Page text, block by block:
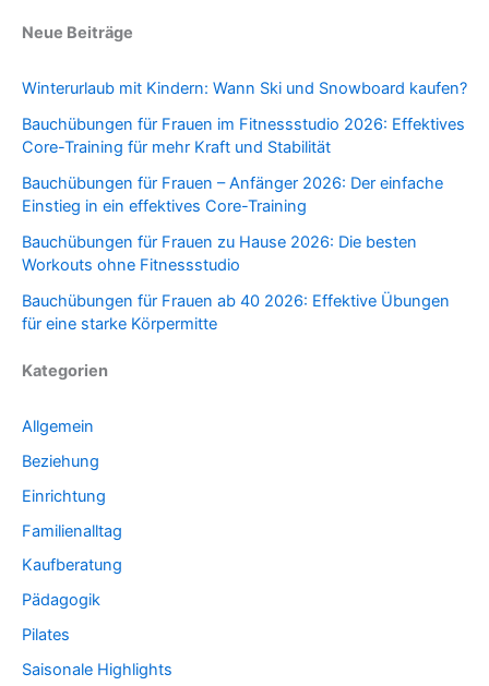
Neue Beiträge
Winterurlaub mit Kindern: Wann Ski und Snowboard kaufen?
Bauchübungen für Frauen im Fitnessstudio 2026: Effektives
Core-Training für mehr Kraft und Stabilität
Bauchübungen für Frauen – Anfänger 2026: Der einfache
Einstieg in ein effektives Core-Training
Bauchübungen für Frauen zu Hause 2026: Die besten
Workouts ohne Fitnessstudio
Bauchübungen für Frauen ab 40 2026: Effektive Übungen
für eine starke Körpermitte
Kategorien
Allgemein
Beziehung
Einrichtung
Familienalltag
Kaufberatung
Pädagogik
Pilates
Saisonale Highlights